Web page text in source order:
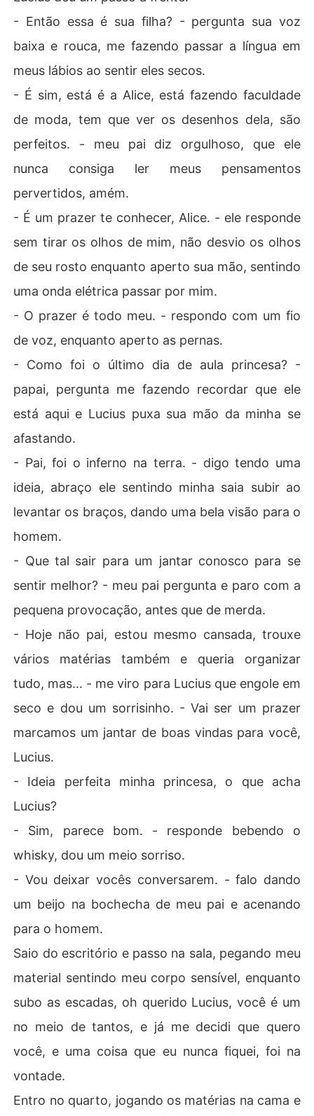
- Então essa é sua filha? - pergunta sua voz
baixa e rouca, me fazendo passar a língua em
meus lábios ao sentir eles secos.
- É sim, está é a Alice, está fazendo faculdade
de moda, tem que ver os desenhos dela, são
perfeitos. - meu pai diz orgulhoso, que ele
nunca consiga ler meus pensamentos
pervertidos, amém.
- É um prazer te conhecer, Alice. - ele responde
sem tirar os olhos de mim, não desvio os olhos
de seu rosto enquanto aperto sua mão, sentindo
uma onda elétrica passar por mim.
- O prazer é todo meu. - respondo com um fio
de voz, enquanto aperto as pernas.
- Como foi o último dia de aula princesa? -
papai, pergunta me fazendo recordar que ele
está aqui e Lucius puxa sua mão da minha se
afastando.
- Pai, foi o inferno na terra. - digo tendo uma
ideia, abraço ele sentindo minha saia subir ao
levantar os braços, dando uma bela visão para o
homem.
- Que tal sair para um jantar conosco para se
sentir melhor? - meu pai pergunta e paro com a
pequena provocação, antes que de merda.
- Hoje não pai, estou mesmo cansada, trouxe
vários matérias também e queria organizar
tudo, mas... - me viro para Lucius que engole em
seco e dou um sorrisinho. - Vai ser um prazer
marcamos um jantar de boas vindas para você,
Lucius.
- Ideia perfeita minha princesa, o que acha
Lucius?
- Sim, parece bom. - responde bebendo o
whisky, dou um meio sorriso.
- Vou deixar vocês conversarem. - falo dando
um beijo na bochecha de meu pai e acenando
para o homem.
Saio do escritório e passo na sala, pegando meu
material sentindo meu corpo sensível, enquanto
subo as escadas, oh querido Lucius, você é um
no meio de tantos, e já me decidi que quero
você, e uma coisa que eu nunca fiquei, foi na
vontade.
Entro no quarto, jogando os matérias na cama e